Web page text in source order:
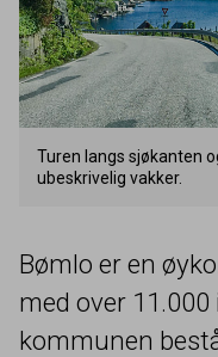
Turen langs sjøkanten
ubeskrivelig vakker.
Bømlo er en
med over 11 .000
kommunen